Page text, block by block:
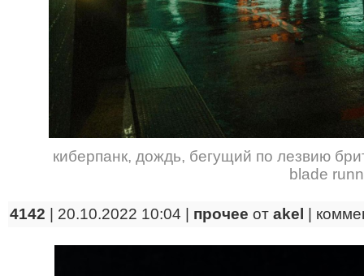
киберпанк, дождь, бегущий по лезвию
blade
4142 | 20.10.2022 10:04 | прочее от akel